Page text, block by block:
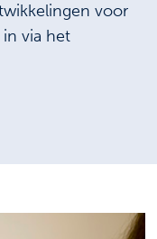
voor
via het